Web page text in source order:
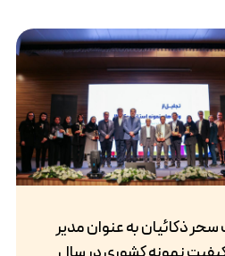
سحر ذکائیان به عنوان مدیر